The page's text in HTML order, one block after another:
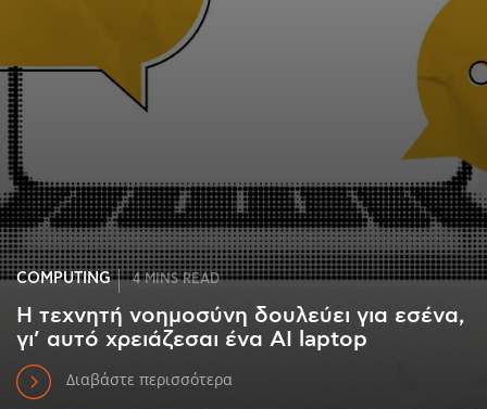
COMPUTING 4 MINS READ
Η τεχνητή νοημοσύνη δουλεύει για εσένα,
γι’ αυτό χρειάζεσαι ένα AI laptop
Διαβάστε περισσότερα